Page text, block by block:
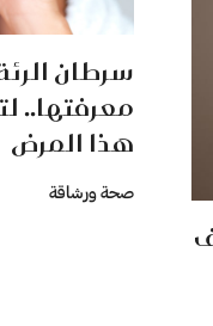
سرطان
معرفتها..
هذا المرض
صحة ورشاقة